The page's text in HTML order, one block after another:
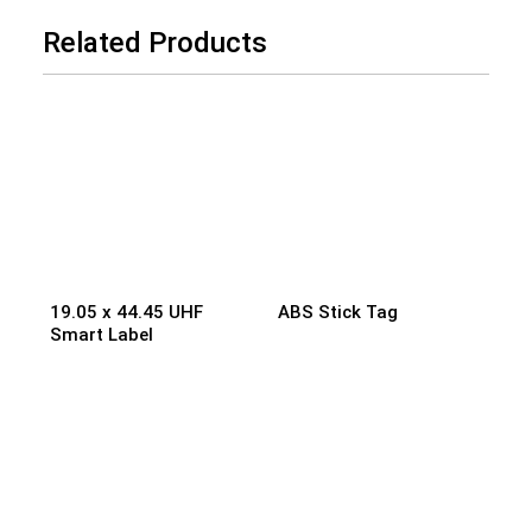
Related Products
19.05 x 44.45 UHF
Smart Label
ABS Stick Tag